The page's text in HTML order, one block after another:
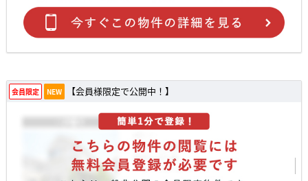
会員限定 NEW 【会員様限定で公開中！】